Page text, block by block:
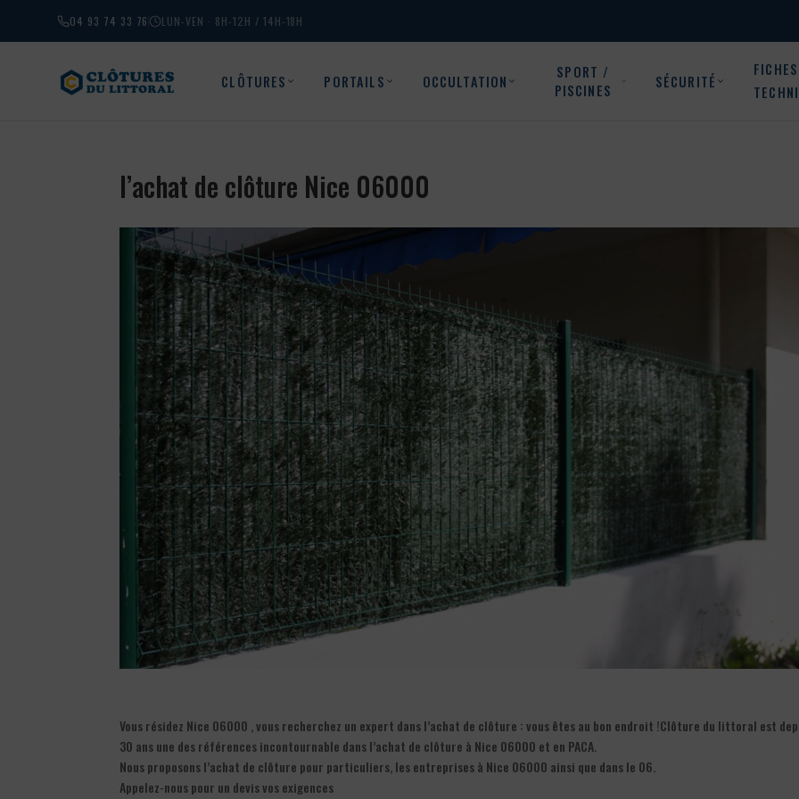
04 93 74 33 76 LUN-VEN · 8H-12H / 14H-18H
CLÔTURES PORTAILS OCCULTATION
SPORT /
PISCINES
SÉCURITÉ
FICHES
l’achat de clôture Nice 06000
Vous résidez Nice 06000 , vous recherchez un expert dans l’achat de clôture : vous êtes au bon endroit !Clôture du littoral est
30 ans une des références incontournable dans l’achat de clôture à Nice 06000 et en PACA.
Nous proposons l’achat de clôture pour particuliers, les entreprises à Nice 06000 ainsi que dans le 06.
Appelez-nous pour un devis vos exigences